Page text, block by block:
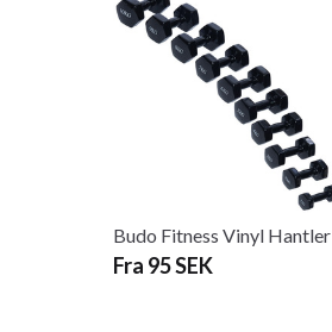
Budo Fitness Vinyl Hantler
Fra 95 SEK